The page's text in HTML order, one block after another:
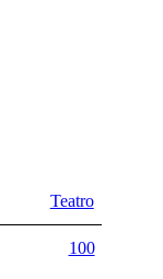
Teatro
100